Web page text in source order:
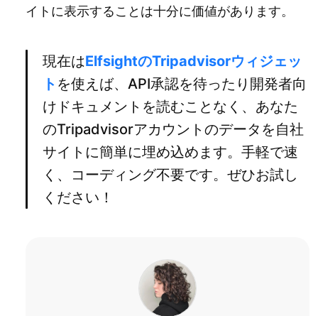
イトに表示することは十分に価値があります。
現在はElfsightのTripadvisorウィジェッ
ト を使えば、API承認を待ったり開発者向
けドキュメントを読むことなく、あなた
のTripadvisorアカウントのデータを自社
サイトに簡単に埋め込めます。手軽で速
く、コーディング不要です。ぜひお試し
ください！